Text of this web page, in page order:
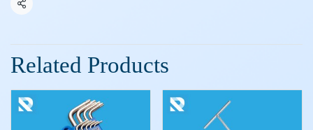
Share
Related Products